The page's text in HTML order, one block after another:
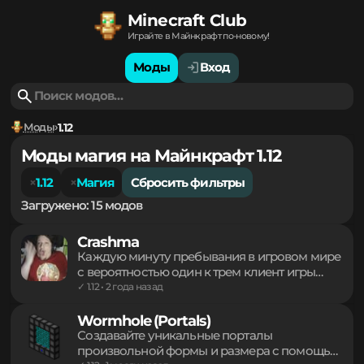
Minecraft Club
Играйте в Майнкрафт по-новому!
Моды Вход
Моды 1.12
Моды магия на Майнкрафт 1.12
1.12 Магия
Сбросить фильтры
Загружено: 15 модов
Crashma
Каждую минуту пребывания в игровом мире
с вероятностью один к трем клиент игры
ошибкой. Подобная механика создает
постоянное напряжение и риск внезапной
потери прогресса. Полная
Wormhole (Portals)
Создавайте уникальные порталы